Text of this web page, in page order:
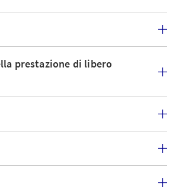
prestazione di libero